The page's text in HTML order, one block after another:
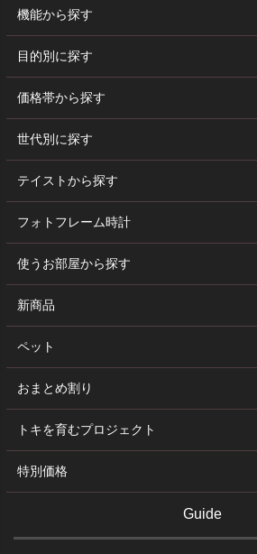
機能から探す
目的別に探す
価格帯から探す
世代別に探す
テイストから探す
フォトフレーム時計
使うお部屋から探す
新商品
ペット
おまとめ割り
トキを育むプロジェクト
特別価格
Guide